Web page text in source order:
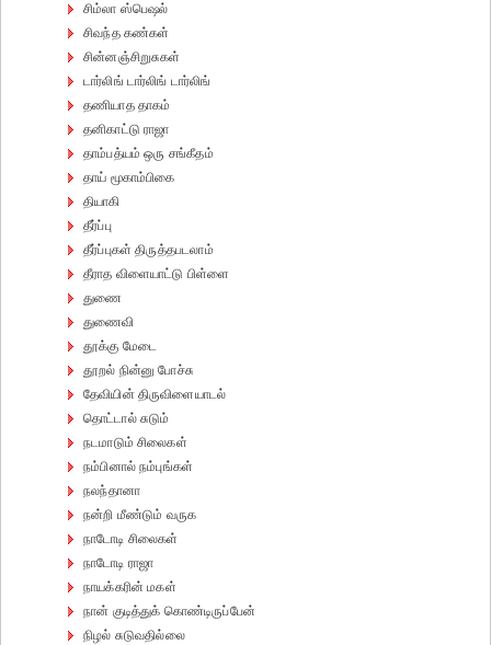
சிம்லா ஸ்பெஷல்
சிவந்த கண்கள்
சின்னஞ்சிறுசுகள்
டார்லிங் டார்லிங் டார்லிங்
தணியாத தாகம்
தனிகாட்டு ராஜா
தாம்பத்யம் ஒரு சங்கீதம்
தாய் மூகாம்பிகை
தியாகி
தீர்ப்பு
தீர்ப்புகள் திருத்தபடலாம்
தீராத விளையாட்டு பிள்ளை
துணை
துணைவி
தூக்கு மேடை
தூறல் நின்னு போச்சு
தேவியின் திருவிளையாடல்
தொட்டால் சுடும்
நடமாடும் சிலைகள்
நம்பினால் நம்புங்கள்
நலந்தானா
நன்றி மீண்டும் வருக
நாடோடி சிலைகள்
நாடோடி ராஜா
நாயக்கரின் மகள்
நான் குடித்துக் கொண்டிருப்பேன்
நிழல் சுடுவதில்லை